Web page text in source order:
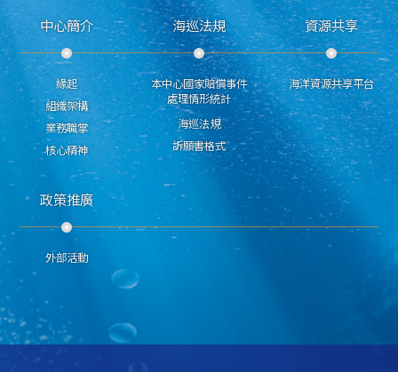
中心簡介
緣起
組織架構
業務職掌
核心精神
海巡法規
本中心國家賠償事件
處理情形統計
海巡法規
訴願書格式
資源共享
海洋資源共享平台
政策推廣
外部活動